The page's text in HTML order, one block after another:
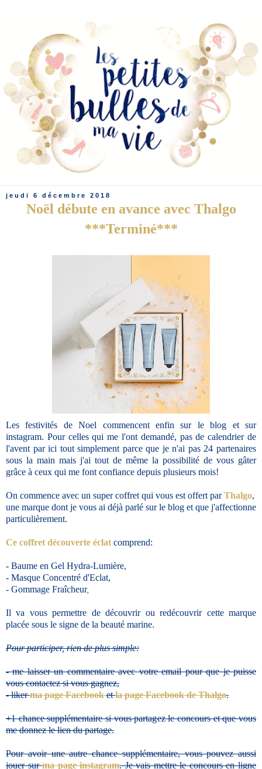
jeudi 6 décembre 2018
Noël débute en avance avec Thalgo
***Terminé***
Les festivités de Noel commencent enfin sur le blog et sur
instagram. Pour celles qui me l'ont demandé, pas de calendrier de
l'avent par ici tout simplement parce que je n'ai pas 24 partenaires
sous la main mais j'ai tout de même la possibilité de vous gâter
grâce à ceux qui me font confiance depuis plusieurs mois!
On commence avec un super coffret qui vous est offert parThalgo,
une marque dont je vous ai déjà parlé sur le blog et que j'affectionne
particulièrement.
Ce coffret découverte éclat comprend:
- Baume en Gel Hydra-Lumière,
- Masque Concentré d'Eclat,
- Gommage Fraîcheur,
Il va vous permettre de découvrir ou redécouvrir cette marque
placée sous le signe de la beauté marine.
Pour participer, rien de plus simple:
- me laisser un commentaire avec votre email pour que je puisse
vous contactez si vous gagnez,
- likerma page Facebooketla page Facebook de Thalgo.
+1 chance supplémentaire si vous partagez le concours et que vous
me donnez le lien du partage.
Pour avoir une autre chance supplémentaire, vous pouvez aussi
jouer surma page instagram. Je vais mettre le concours en ligne